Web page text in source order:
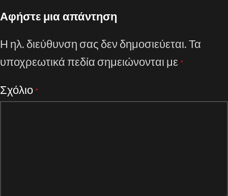
Αφήστε μια απάντηση
Η ηλ. διεύθυνση σας δεν δημοσιεύεται.Τα
υποχρεωτικά πεδία σημειώνονται με *
Σχόλιο *